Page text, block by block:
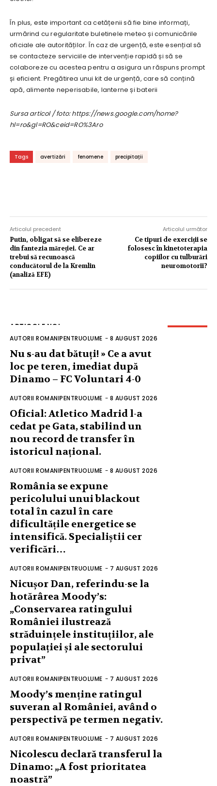
În plus, este important ca cetățenii să fie bine informați,
urmărind cu regularitate buletinele meteo și comunicările
oficiale ale autorităților. În caz de urgență, este esențial să
se contacteze serviciile de intervenție rapidă și să se
colaboreze cu acestea pentru a asigura un răspuns prompt
și eficient. Pregătirea unui kit de urgență, care să conțină
apă, alimente neperisabile, lanterne și baterii
Sursa articol / foto: https://news.google.com/home?
hl=ro&gl=RO&ceid=RO%3Aro
Tags avertizări fenomene precipitații
Articolul precedent
Putin, obligat să se elibereze
din fantezia măreției. Ce ar
trebui să recunoască
conducătorul de la Kremlin
(analiză EFE)
Articolul următor
Ce tipuri de exerciții se
folosesc în kinetoterapia
copiilor cu tulburări
neuromotorii?
ARTICOLE NOI
AUTORII ROMANIPENTRUOLUME - 8 AUGUST 2026
Nu s-au dat bătuți! » Ce a avut
loc pe teren, imediat după
Dinamo – FC Voluntari 4-0
AUTORII ROMANIPENTRUOLUME - 8 AUGUST 2026
Oficial: Atletico Madrid l-a
cedat pe Gata, stabilind un
nou record de transfer în
istoricul național.
AUTORII ROMANIPENTRUOLUME - 8 AUGUST 2026
România se expune
pericolului unui blackout
total în cazul în care
dificultățile energetice se
intensifică. Specialiștii cer
verificări…
AUTORII ROMANIPENTRUOLUME - 7 AUGUST 2026
Nicușor Dan, referindu-se la
hotărârea Moody’s:
„Conservarea ratingului
României ilustrează
străduințele instituțiilor, ale
populației și ale sectorului
privat”
AUTORII ROMANIPENTRUOLUME - 7 AUGUST 2026
Moody’s menține ratingul
suveran al României, având o
perspectivă pe termen negativ.
AUTORII ROMANIPENTRUOLUME - 7 AUGUST 2026
Nicolescu declară transferul la
Dinamo: „A fost prioritatea
noastră”